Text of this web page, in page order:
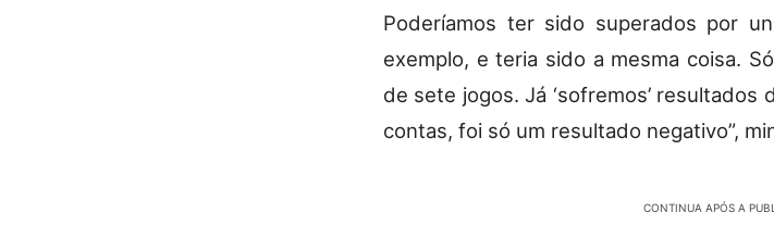
Poderíamos ter sido superados por
exemplo, e teria sido a mesma coisa.
de sete jogos. Já ‘sofremos’
contas, foi só um resultado negativo”,
CONTINUA APÓS A